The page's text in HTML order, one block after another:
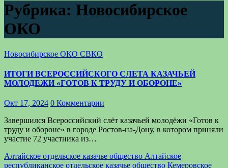
Рубрика: Новосибирское
ОКО
Новосибирское ОКО СВКО
ИТОГИ ВСЕРОССИЙСКОГО СЛЕТА КАЗАЧЬЕЙ
МОЛОДЕЖИ «ГОТОВ К ТРУДУ И ОБОРОНЕ»
Окт 17, 2024 0 Комментарии
Завершился Всероссийский слёт казачьей молодёжи «Готов к
труду и обороне» в городе Ростов-на-Дону, в котором приняли
участие 72 участника из…
Алтайское отдельское казачье общество Алтайское
республиканское отдельское казачье общество Кемеровское